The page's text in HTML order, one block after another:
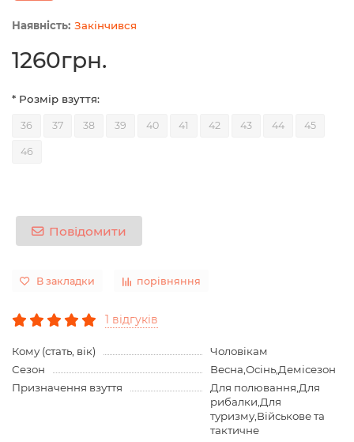
Закінчився
1260грн.
* Розмір взуття:
36 37 38 39 40 41 42 43 44 45
46
Повідомити
В закладки порівняння
1 відгуків
Кому (стать, вік)
Чоловікам
Сезон
Весна,Осінь,Демісезон
Призначення взуття
Для полювання,Для
рибалки,Для
туризму,Військове та
тактичне